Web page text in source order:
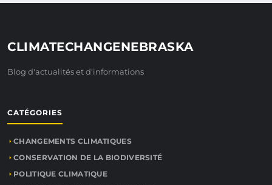
CLIMATECHANGENEBRASKA
Blog d'actualités et d'informations
CATÉGORIES
CHANGEMENTS CLIMATIQUES
CONSERVATION DE LA BIODIVERSITÉ
POLITIQUE CLIMATIQUE